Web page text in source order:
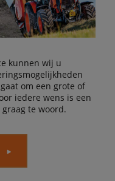
kunnen wij u
om een grote of
iedere wens is een
te woord.